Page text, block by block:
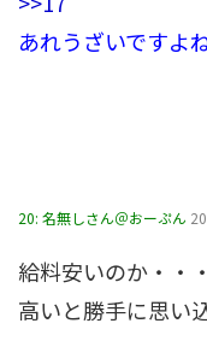
あれうざいですよね
20: 名無しさん＠おーぷん
給料安いのか・・・
高いと勝手に思い